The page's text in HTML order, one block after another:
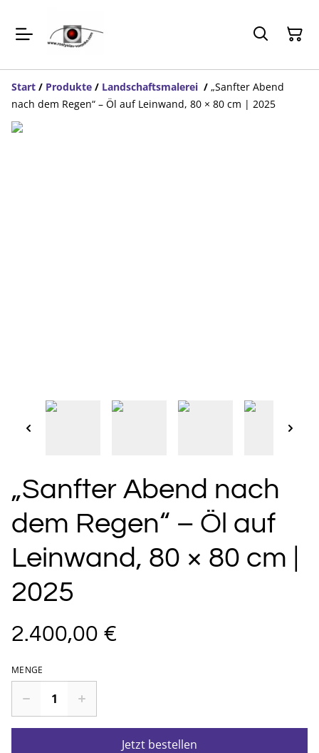
Start / Produkte / Landschaftsmalerei / „Sanfter Abend
nach dem Regen“ – Öl auf Leinwand, 80 × 80 cm | 2025
„Sanfter Abend nach
dem Regen“ – Öl auf
Leinwand, 80 × 80 cm |
2025
2.400,00 €
MENGE
Jetzt bestellen